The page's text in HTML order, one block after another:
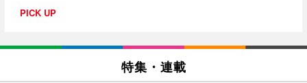
PICK UP
特集・連載